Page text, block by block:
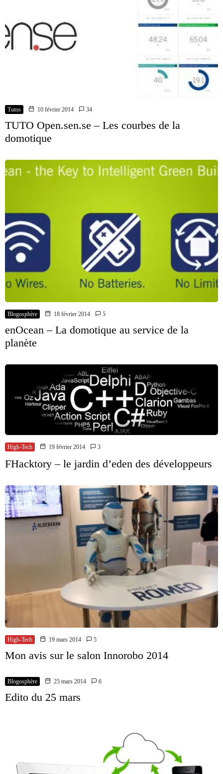
Tutos 10 février 2014 34
TUTO Open.sen.se – Les courbes de la
domotique
Blogosphère 18 février 2014 5
enOcean – La domotique au service de la
planète
High-Tech 19 février 2014 3
FHacktory – le jardin d’eden des développeurs
High-Tech 19 mars 2014 5
Mon avis sur le salon Innorobo 2014
Blogosphère 25 mars 2014 6
Edito du 25 mars